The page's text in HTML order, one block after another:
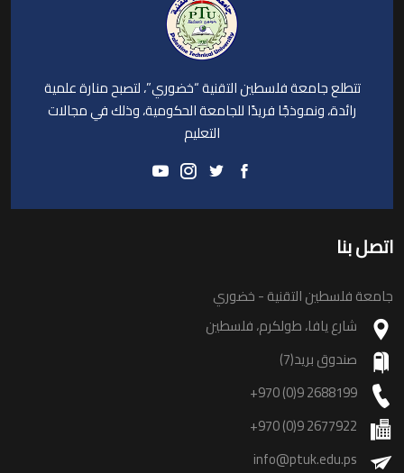
تتطلع جامعة فلسطين التقنية “خضوري”، لتصبح منارة علمية
رائدة، ونموذجًا فريدًا للجامعة الحكومية، وذلك في مجالات
التعليم
اتصل بنا
جامعة فلسطين التقنية - خضوري
شارع يافا، طولكرم، فلسطين
صندوق بريد(7)
+970 (0)9 2688199
+970 (0)9 2677922
info@ptuk.edu.ps